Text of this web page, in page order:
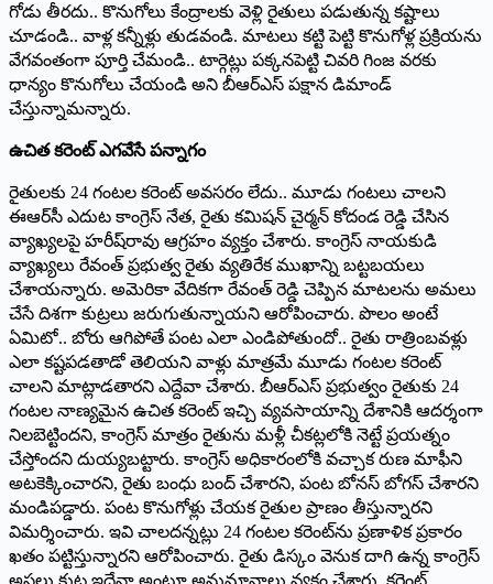
గోడు తీరదు.. కొనుగోలు కేంద్రాలకు వెళ్లి రైతులు పడుతున్న కష్టాలు
చూడండి.. వాళ్ల కన్నీళ్లు తుడవండి. మాటలు కట్టి పెట్టి కొనుగోళ్ల ప్రక్రియను
వేగవంతంగా పూర్తి చేమండి.. టార్గెట్లు పక్కనపెట్టి చివరి గింజ వరకు
ధాన్యం కొనుగోలు చేయండి అని బీఆర్ఎస్ పక్షాన డిమాండ్
చేస్తున్నామన్నారు.
ఉచిత కరెంట్ ఎగవేసే పన్నాగం
రైతులకు 24 గంటల కరెంట్ అవసరం లేదు.. మూడు గంటలు చాలని
ఈఆర్‌సీ ఎదుట కాంగ్రెస్ నేత, రైతు కమిషన్ చైర్మన్ కోదండ రెడ్డి చేసిన
వ్యాఖ్యలపై హరీష్‌రావు ఆగ్రహం వ్యక్తం చేశారు. కాంగ్రెస్ నాయకుడి
వ్యాఖ్యలు రేవంత్ ప్రభుత్వ రైతు వ్యతిరేక ముఖాన్ని బట్టబయలు
చేశాయన్నారు. అమెరికా వేదికగా రేవంత్ రెడ్డి చెప్పిన మాటలను అమలు
చేసే దిశగా కుట్రలు జరుగుతున్నాయని ఆరోపించారు. పొలం అంటే
ఏమిటో.. బోరు ఆగిపోతే పంట ఎలా ఎండిపోతుందో.. రైతు రాత్రింబవళ్లు
ఎలా కష్టపడతాడో తెలియని వాళ్లు మాత్రమే మూడు గంటల కరెంట్
చాలని మాట్లాడతారని ఎద్దేవా చేశారు. బీఆర్‌ఎస్ ప్రభుత్వం రైతుకు 24
గంటల నాణ్యమైన ఉచిత కరెంట్ ఇచ్చి వ్యవసాయాన్ని దేశానికి ఆదర్శంగా
నిలబెట్టిందని, కాంగ్రెస్ మాత్రం రైతును మళ్లీ చీకట్లలోకి నెట్టే ప్రయత్నం
చేస్తోందని దుయ్యబట్టారు. కాంగ్రెస్ అధికారంలోకి వచ్చాక రుణ మాఫీని
అటకెక్కించారని, రైతు బంధు బంద్ చేశారని, పంట బోనస్ బోగస్ చేశారని
మండిపడ్డారు. పంట కొనుగోళ్లు చేయక రైతుల ప్రాణం తీస్తున్నారని
విమర్శించారు. ఇవి చాలదన్నట్లు 24 గంటల కరెంట్‌ను ప్రణాళిక ప్రకారం
ఖతం పట్టిస్తున్నారని ఆరోపించారు. రైతు డిస్కం వెనుక దాగి ఉన్న కాంగ్రెస్
అసలు కుట్ర ఇదేనా అంటూ అనుమానాలు వ్యక్తం చేశారు. కరెంట్